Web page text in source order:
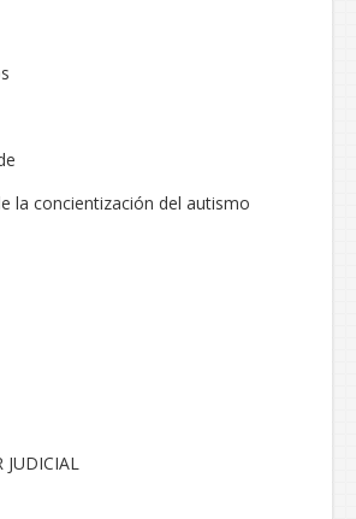
la concientización del autismo